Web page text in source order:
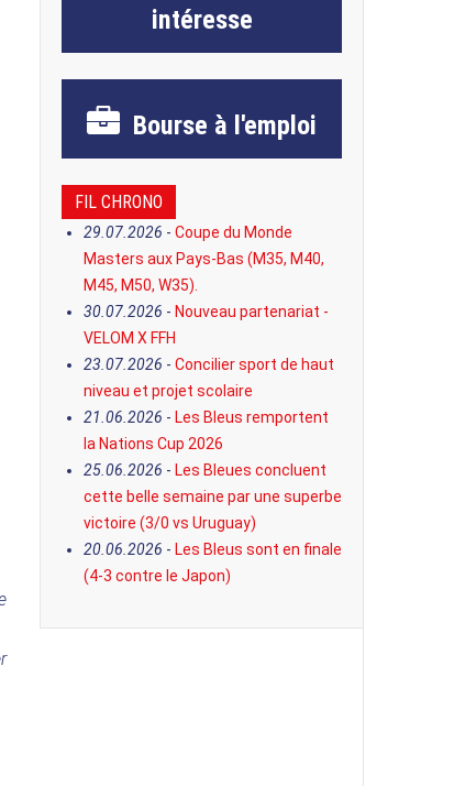
intéresse
Bourse à l'emploi
FIL CHRONO
29.07.2026 - Coupe du Monde
Masters aux Pays-Bas (M35, M40,
M45, M50, W35).
30.07.2026 - Nouveau partenariat -
VELOM X FFH
23.07.2026 - Concilier sport de haut
niveau et projet scolaire
21.06.2026 - Les Bleus remportent
la Nations Cup 2026
25.06.2026 - Les Bleues concluent
cette belle semaine par une superbe
victoire (3/0 vs Uruguay)
20.06.2026 - Les Bleus sont en finale
(4-3 contre le Japon)